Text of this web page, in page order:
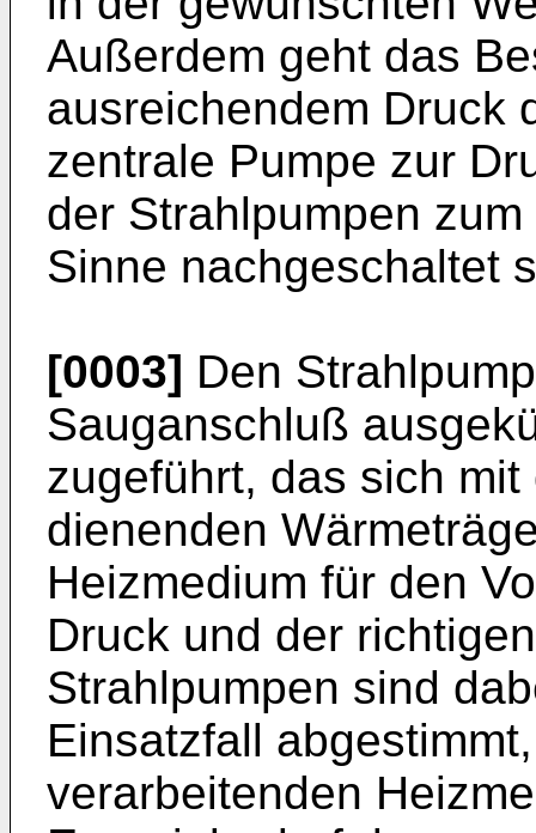
Außerdem geht das
ausreichendem Druck
zentrale Pumpe zur
der Strahlpumpen
Sinne nachgeschaltet
[0003] Den
Sauganschluß
zugeführt, das sich
dienenden
Heizmedium für den
Druck und der
Strahlpumpen sind
Einsatzfall
verarbeitenden